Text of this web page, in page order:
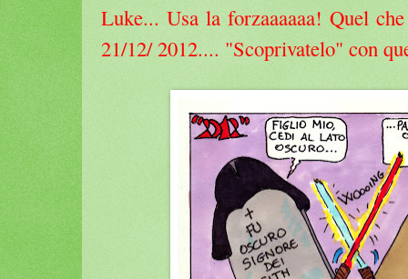
Luke... Usa la forzaaaaaa! Quel
21/12/ 2012.... "Scoprivatelo" con